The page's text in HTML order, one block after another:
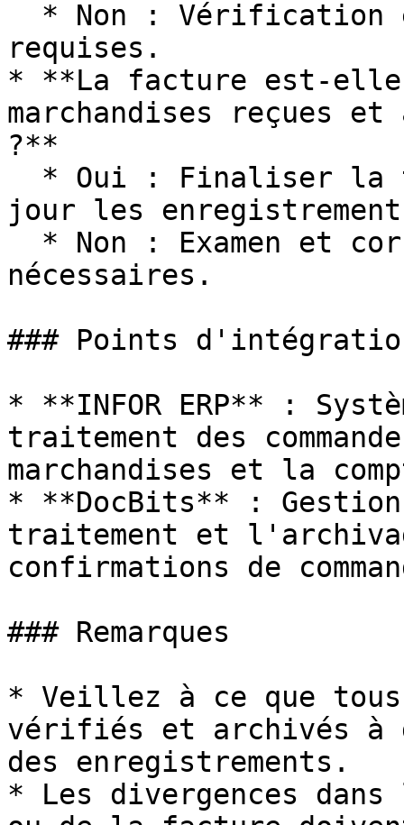
requises.
* **La facture est-elle
marchandises reçues
?**
jour les
nécessaires.
### Points
* **INFOR ERP** :
traitement des
marchandises et la
* **DocBits** : Gestion
traitement et
confirmations de
### Remarques
* Veillez à ce que
vérifiés et archivés à
des enregistrements.
* Les divergences